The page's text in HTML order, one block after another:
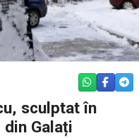
WHATSAPP
sculptat în
Galați